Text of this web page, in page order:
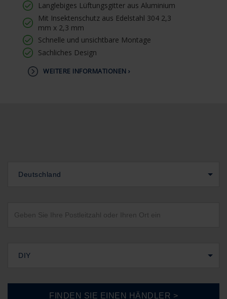
Langlebiges Lüftungsgitter aus Aluminium
Mit Insektenschutz aus Edelstahl 304 2,3
mm x 2,3 mm
Schnelle und unsichtbare Montage
Sachliches Design
WEITERE INFORMATIONEN ›
Deutschland
DIY